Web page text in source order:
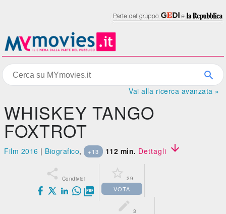
Vai alla ricerca avanzata »
WHISKEY TANGO
FOXTROT
Film 2016 | Biografico, +13 112 min. Dettagli 
 Condividi

 29
VOTA
 3